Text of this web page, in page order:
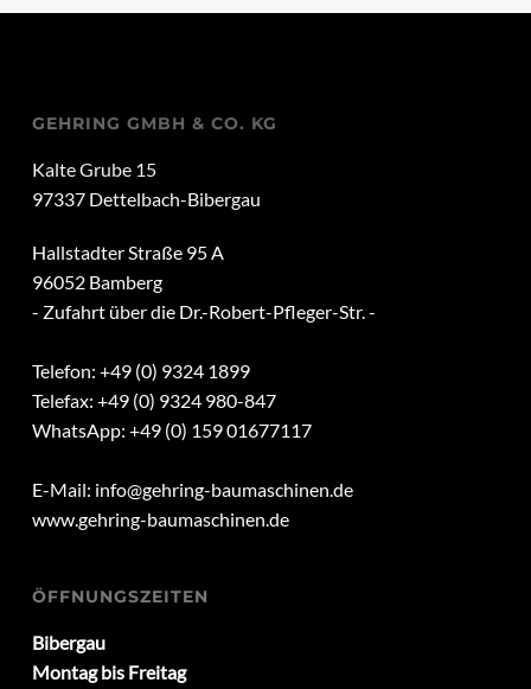
GEHRING GMBH & CO. KG
Kalte Grube 15
97337 Dettelbach-Bibergau
Hallstadter Straße 95 A
96052 Bamberg
- Zufahrt über die Dr.-Robert-Pfleger-Str. -
Telefon: +49 (0) 9324 1899
Telefax: +49 (0) 9324 980-847
WhatsApp: +49 (0) 159 01677117
E-Mail: info@gehring-baumaschinen.de
www.gehring-baumaschinen.de
ÖFFNUNGSZEITEN
Bibergau
Montag bis Freitag